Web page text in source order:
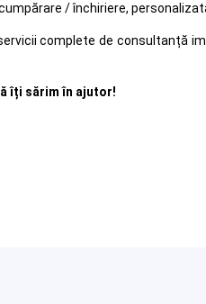
/ închiriere,
complete de consultanță
îți sărim în ajutor!